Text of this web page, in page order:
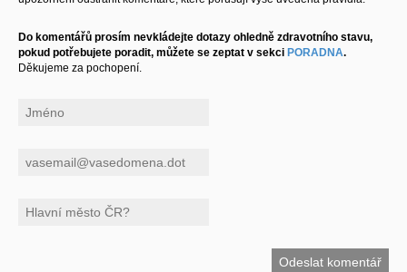
Do komentářů prosím nevkládejte dotazy ohledně zdravotního stavu,
pokud potřebujete poradit, můžete se zeptat v sekci PORADNA.
Děkujeme za pochopení.